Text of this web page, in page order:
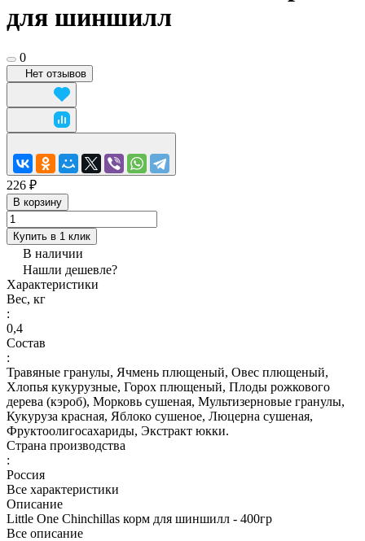
для шиншилл
0
Нет отзывов
226 ₽
В корзину
Купить в 1 клик
В наличии
Нашли дешевле?
Характеристики
Вес, кг
:
0,4
Состав
:
Травяные гранулы, Ячмень плющеный, Овес плющеный,
Хлопья кукурузные, Горох плющеный, Плоды рожкового
дерева (кэроб), Морковь сушеная, Мультизерновые гранулы,
Кукуруза красная, Яблоко сушеное, Люцерна сушеная,
Фруктоолигосахариды, Экстракт юкки.
Страна производства
:
Россия
Все характеристики
Описание
Little One Chinchillas корм для шиншилл - 400гр
Все описание